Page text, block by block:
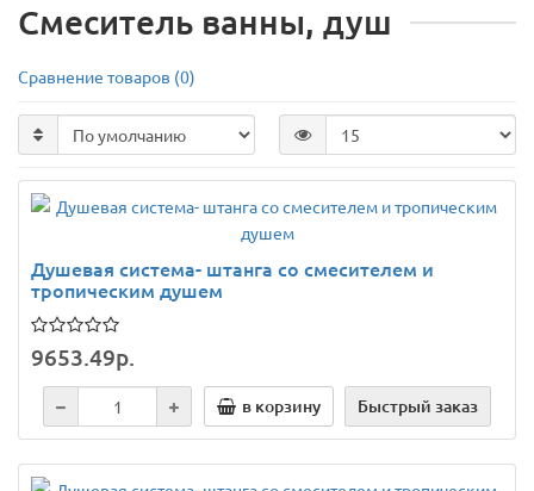
Смеситель ванны, душ
Сравнение товаров (0)
Душевая система- штанга со смесителем и
тропическим душем
9653.49р.
в корзину Быстрый заказ